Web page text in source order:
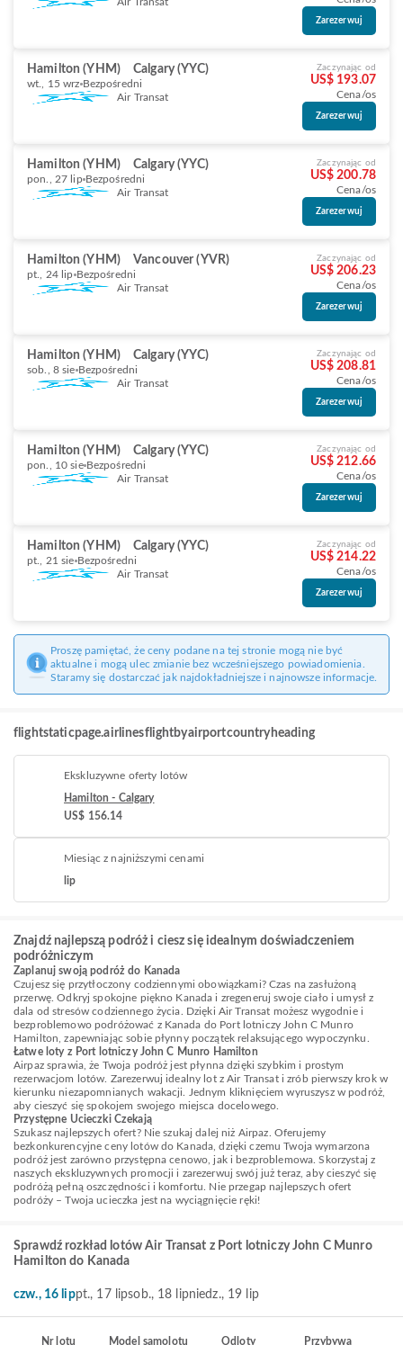
Zarezerwuj
Hamilton (YHM) Calgary (YYC)
wt., 15 wrz Bezpośredni
Air Transat
Zaczynając od
US$ 193.07
Cena/os
Zarezerwuj
Hamilton (YHM) Calgary (YYC)
pon., 27 lip Bezpośredni
Air Transat
Zaczynając od
US$ 200.78
Cena/os
Zarezerwuj
Hamilton (YHM) Vancouver (YVR)
pt., 24 lip Bezpośredni
Air Transat
Zaczynając od
US$ 206.23
Cena/os
Zarezerwuj
Hamilton (YHM) Calgary (YYC)
sob., 8 sie Bezpośredni
Air Transat
Zaczynając od
US$ 208.81
Cena/os
Zarezerwuj
Hamilton (YHM) Calgary (YYC)
pon., 10 sie Bezpośredni
Air Transat
Zaczynając od
US$ 212.66
Cena/os
Zarezerwuj
Hamilton (YHM) Calgary (YYC)
pt., 21 sie Bezpośredni
Air Transat
Zaczynając od
US$ 214.22
Cena/os
Zarezerwuj
Proszę pamiętać, że ceny podane na tej stronie mogą nie być
aktualne i mogą ulec zmianie bez wcześniejszego powiadomienia.
Staramy się dostarczać jak najdokładniejsze i najnowsze informacje.
flightstaticpage.airlinesflightbyairportcountryheading
Ekskluzywne oferty lotów
Hamilton - Calgary
US$ 156.14
Miesiąc z najniższymi cenami
lip
Znajdź najlepszą podróż i ciesz się idealnym doświadczeniem
podróżniczym
Zaplanuj swoją podróż do Kanada
Czujesz się przytłoczony codziennymi obowiązkami? Czas na zasłużoną
przerwę. Odkryj spokojne piękno Kanada i zregeneruj swoje ciało i umysł z
dala od stresów codziennego życia. Dzięki Air Transat możesz wygodnie i
bezproblemowo podróżować z Kanada do Port lotniczy John C Munro
Hamilton, zapewniając sobie płynny początek relaksującego wypoczynku.
Łatwe loty z Port lotniczy John C Munro Hamilton
Airpaz sprawia, że Twoja podróż jest płynna dzięki szybkim i prostym
rezerwacjom lotów. Zarezerwuj idealny lot z Air Transat i zrób pierwszy krok w
kierunku niezapomnianych wakacji. Jednym kliknięciem wyruszysz w podróż,
aby cieszyć się spokojem swojego miejsca docelowego.
Przystępne Ucieczki Czekają
Szukasz najlepszych ofert? Nie szukaj dalej niż Airpaz. Oferujemy
bezkonkurencyjne ceny lotów do Kanada, dzięki czemu Twoja wymarzona
podróż jest zarówno przystępna cenowo, jak i bezproblemowa. Skorzystaj z
naszych ekskluzywnych promocji i zarezerwuj swój już teraz, aby cieszyć się
podróżą pełną oszczędności i komfortu. Nie przegap najlepszych ofert
podróży – Twoja ucieczka jest na wyciągnięcie ręki!
Sprawdź rozkład lotów Air Transat z Port lotniczy John C Munro
Hamilton do Kanada
czw., 16 lippt., 17 lipsob., 18 lipniedz., 19 lip
Nr lotu Model samolotu Odloty Przybywa